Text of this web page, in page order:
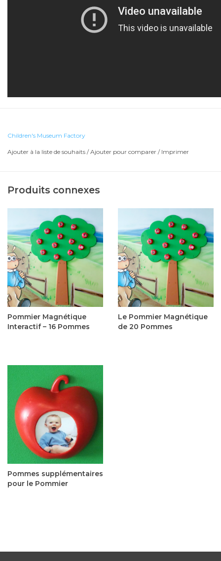
Children's Museum Factory
Ajouter à la liste de souhaits /Ajouter pour comparer / Imprimer
Produits connexes
Pommier Magnétique
Interactif – 16 Pommes
Le Pommier Magnétique
de 20 Pommes
Pommes supplémentaires
pour le Pommier